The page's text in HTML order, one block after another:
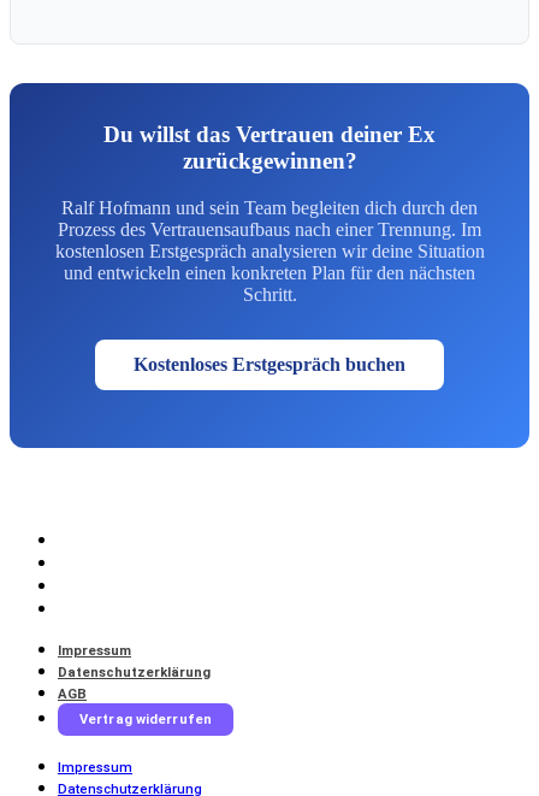
Du willst das Vertrauen deiner Ex
zurückgewinnen?
Ralf Hofmann und sein Team begleiten dich durch den
Prozess des Vertrauensaufbaus nach einer Trennung. Im
kostenlosen Erstgespräch analysieren wir deine Situation
und entwickeln einen konkreten Plan für den nächsten
Schritt.
Kostenloses Erstgespräch buchen
Impressum
Datenschutzerklärung
AGB
Vertrag widerrufen
Impressum
Datenschutzerklärung